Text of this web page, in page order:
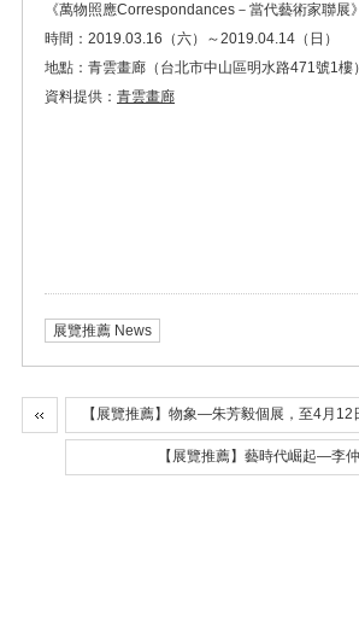
《萬物照應Correspondances－當代藝術家聯展》
時間：2019.03.16（六）～2019.04.14（日）
地點：青雲畫廊（台北市中山區明水路471號1樓）
資料提供： 青雲畫廊
展覽推薦 News
【展覽推薦】物象—朱芳毅個展，至4月12
【展覽推薦】藝時代崛起—李